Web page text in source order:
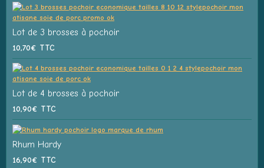
Lot de 3 brosses à pochoir
10,70€ TTC
Lot de 4 brosses à pochoir
10,90€ TTC
Rhum Hardy
16,90€ TTC